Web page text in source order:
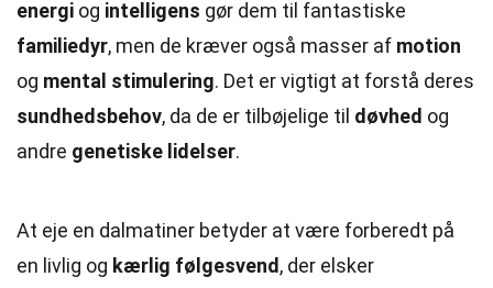
energi og intelligens gør dem til fantastiske
familiedyr, men de kræver også masser af motion
og mental stimulering. Det er vigtigt at forstå deres
sundhedsbehov, da de er tilbøjelige til døvhed og
andre genetiske lidelser.
At eje en dalmatiner betyder at være forberedt på
en livlig og kærlig følgesvend , der elsker